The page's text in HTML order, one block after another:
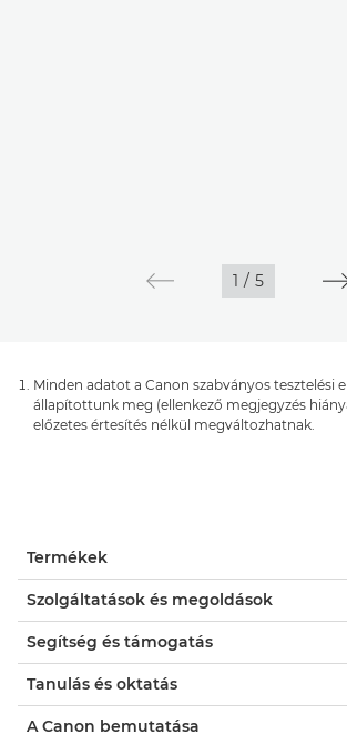
1 / 5
Minden adatot a Canon szabványos tesztelési
állapítottunk meg (ellenkező megjegyzés
előzetes értesítés nélkül megváltozhatnak.
Termékek
Szolgáltatások és megoldások
Segítség és támogatás
Tanulás és oktatás
A Canon bemutatása